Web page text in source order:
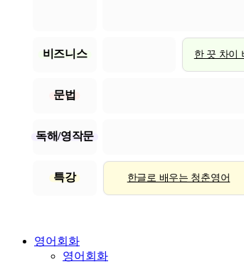
비즈니스 한 끗 차이
문법
독해/영작문
특강 한글로 배우는 청춘영어
영어회화
영어회화